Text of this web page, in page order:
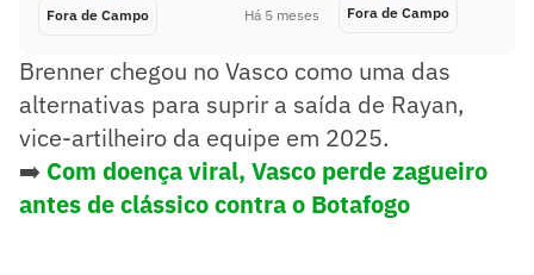
Fora de Campo Há 5 meses Fora de Campo
Brenner chegou no Vasco como uma das
alternativas para suprir a saída de Rayan,
vice-artilheiro da equipe em 2025.
➡️ Com doença viral, Vasco perde zagueiro
antes de clássico contra o Botafogo